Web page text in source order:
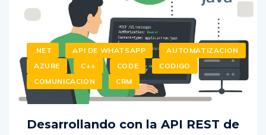
.NET API DE WHATSAPP
AUTOMATIZACION
AZURE
C++ CODE
CODIGO
COMUNICACION
CRM
Desarrollando con la API REST de